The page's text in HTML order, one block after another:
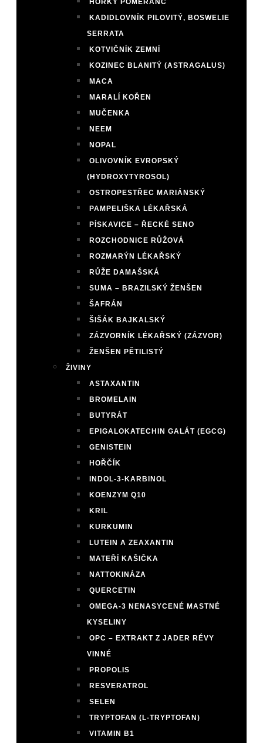
HOŘKÝ POMERANČ
KADIDLOVNÍK PILOVITÝ, BOSWELIE
SERRATA
KOTVIČNÍK ZEMNÍ
KOZINEC BLANITÝ (ASTRAGALUS)
MACA
MARALÍ KOŘEN
MUČENKA
NEEM
NOPAL
OLIVOVNÍK EVROPSKÝ
(HYDROXYTYROSOL)
OSTROPESTŘEC MARIÁNSKÝ
PAMPELIŠKA LÉKAŘSKÁ
PÍSKAVICE – ŘECKÉ SENO
ROZCHODNICE RŮŽOVÁ
ROZMARÝN LÉKAŘSKÝ
RŮŽE DAMAŠSKÁ
SUMA – BRAZILSKÝ ŽENŠEN
ŠAFRÁN
ŠIŠÁK BAJKALSKÝ
ZÁZVORNÍK LÉKAŘSKÝ (ZÁZVOR)
ŽENŠEN PĚTILISTÝ
ŽIVINY
ASTAXANTIN
BROMELAIN
BUTYRÁT
EPIGALOKATECHIN GALÁT (EGCG)
GENISTEIN
HOŘČÍK
INDOL-3-KARBINOL
KOENZYM Q10
KRIL
KURKUMIN
LUTEIN A ZEAXANTIN
MATEŘÍ KAŠIČKA
NATTOKINÁZA
QUERCETIN
OMEGA-3 NENASYCENÉ MASTNÉ
KYSELINY
OPC – EXTRAKT Z JADER RÉVY
VINNÉ
PROPOLIS
RESVERATROL
SELEN
TRYPTOFAN (L-TRYPTOFAN)
VITAMIN B1